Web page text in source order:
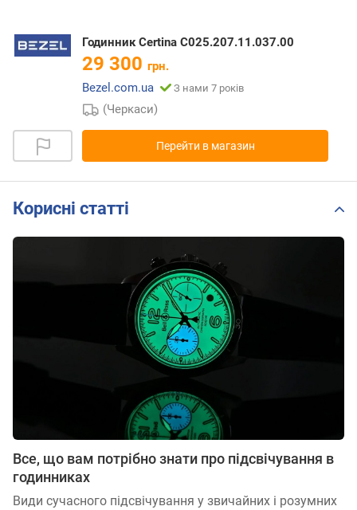
Годинник Certina C025.207.11.037.00
29 300 грн.
Bezel.com.ua
З нами 7 років
(Черкаси)
Перейти в магазин
Корисні статті
Все, що вам потрібно знати про підсвічування в
годинниках
Види сучасного підсвічування у звичайних і розумних